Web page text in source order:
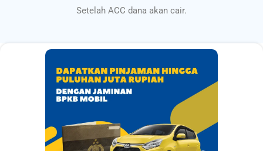
Setelah ACC dana akan cair.